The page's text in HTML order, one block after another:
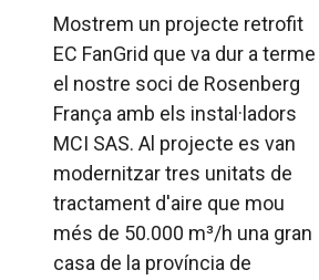
Mostrem un projecte retrofit
EC FanGrid que va dur a terme
el nostre soci de Rosenberg
França amb els instal·ladors
MCI SAS. Al projecte es van
modernitzar tres unitats de
tractament d'aire que mou
més de 50.000 m³/h una gran
casa de la província de